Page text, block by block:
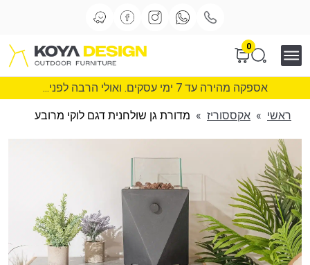
0
אספקה מהירה עד 7 ימי עסקים. ואולי הרבה לפני...
ראשי » אקססוריז » מדורת גן שולחנית דגם לוקי מרובע